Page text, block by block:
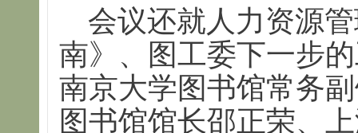
会议还就人力资源
南》、图工委下一步
南京大学图书馆常务
图书馆馆长邵正荣、